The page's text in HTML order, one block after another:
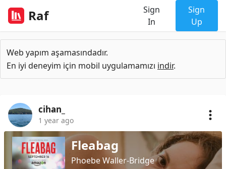
Raf
Sign
In
Sign
Up
Web yapım aşamasındadır.
En iyi deneyim için mobil uygulamamızı indir.
cihan_
1 year ago
Fleabag
Phoebe Waller-Bridge